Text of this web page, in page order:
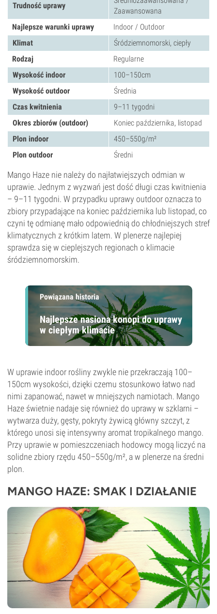
Trudność uprawy
Zaawansowana
Najlepsze warunki uprawy
Indoor / Outdoor
Klimat
Śródziemnomorski, ciepły
Rodzaj
Regularne
Wysokość indoor
100–150cm
Wysokość outdoor
Średnia
Czas kwitnienia
9–11 tygodni
Okres zbiorów (outdoor)
Koniec października, listopad
Plon indoor
450–550g/m²
Plon outdoor
Średni
Mango Haze nie należy do najłatwiejszych odmian w
uprawie. Jednym z wyzwań jest dość długi czas kwitnienia
– 9–11 tygodni. W przypadku uprawy outdoor oznacza to
zbiory przypadające na koniec października lub listopad, co
czyni tę odmianę mało odpowiednią do chłodniejszych stref
klimatycznych z krótkim latem. W plenerze najlepiej
sprawdza się w cieplejszych regionach o klimacie
śródziemnomorskim.
Powiązana historia
Najlepsze nasiona konopi do uprawy
w ciepłym klimacie
W uprawie indoor rośliny zwykle nie przekraczają 100–
150cm wysokości, dzięki czemu stosunkowo łatwo nad
nimi zapanować, nawet w mniejszych namiotach. Mango
Haze świetnie nadaje się również do uprawy w szklarni –
wytwarza duży, gęsty, pokryty żywicą główny szczyt, z
którego unosi się intensywny aromat tropikalnego mango.
Przy uprawie w pomieszczeniach hodowcy mogą liczyć na
solidne zbiory rzędu 450–550g/m², a w plenerze na średni
plon.
MANGO HAZE: SMAK I DZIAŁANIE